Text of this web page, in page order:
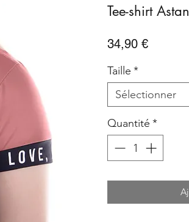
Tee-shirt
34,90 €Prix
Taille *
Sélectionner
Quantité *